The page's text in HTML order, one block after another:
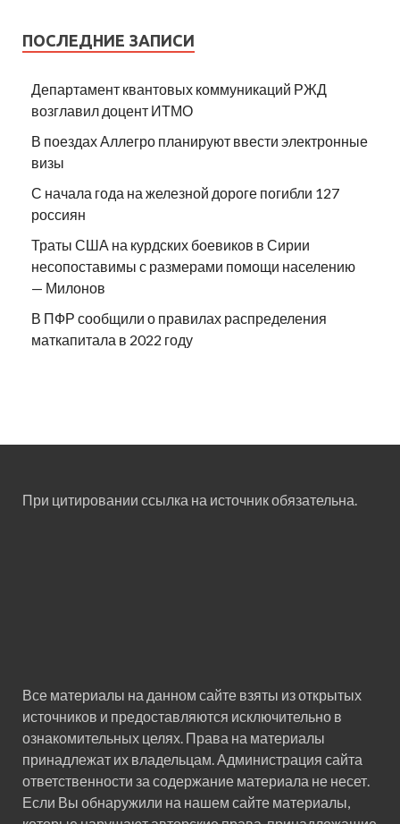
ПОСЛЕДНИЕ ЗАПИСИ
Департамент квантовых коммуникаций РЖД
возглавил доцент ИТМО
В поездах Аллегро планируют ввести электронные
визы
С начала года на железной дороге погибли 127
россиян
Траты США на курдских боевиков в Сирии
несопоставимы с размерами помощи населению
— Милонов
В ПФР сообщили о правилах распределения
маткапитала в 2022 году
При цитировании ссылка на источник обязательна.
Все материалы на данном сайте взяты из открытых
источников и предоставляются исключительно в
ознакомительных целях. Права на материалы
принадлежат их владельцам. Администрация сайта
ответственности за содержание материала не несет.
Если Вы обнаружили на нашем сайте материалы,